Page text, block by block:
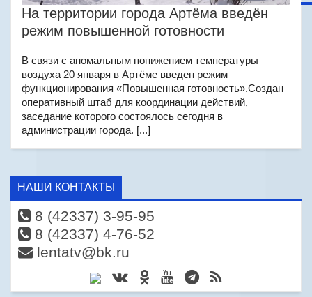
На территории города Артёма введён
режим повышенной готовности
В связи с аномальным понижением температуры
воздуха 20 января в Артёме введен режим
функционирования «Повышенная готовность».Создан
оперативный штаб для координации действий,
заседание которого состоялось сегодня в
администрации города. [...]
НАШИ КОНТАКТЫ
8 (42337) 3-95-95
8 (42337) 4-76-52
lentatv@bk.ru